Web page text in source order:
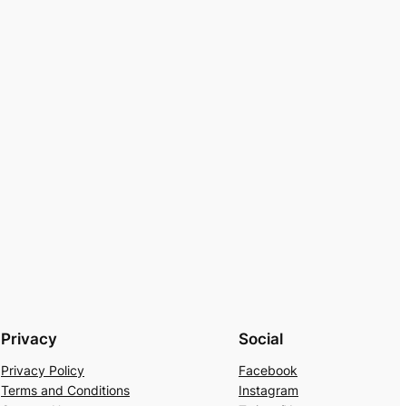
Privacy
Privacy Policy
Terms and Conditions
Social
Facebook
Instagram